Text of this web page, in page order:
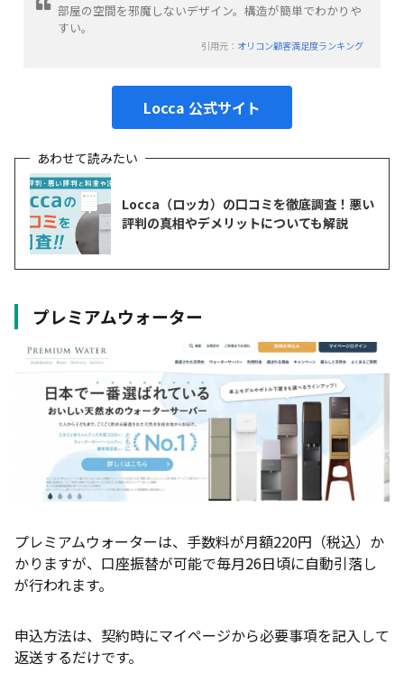
部屋の空間を邪魔しないデザイン。構造が簡単でわかりや
すい。
引用元： オリコン顧客満足度ランキング
Locca 公式サイト
Locca（ロッカ）の口コミを徹底調査！悪い
評判の真相やデメリットについても解説
プレミアムウォーター
プレミアムウォーターは、手数料が月額220円（税込）か
かりますが、口座振替が可能で毎月26日頃に自動引落し
が行われます。
申込方法は、契約時にマイページから必要事項を記入して
返送するだけです。